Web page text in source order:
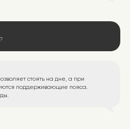
стоять на дне, а при
поддерживающие пояса.
05-61